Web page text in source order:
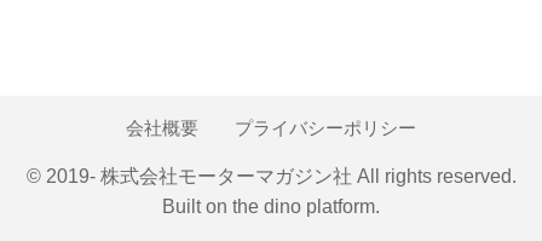
会社概要 プライバシーポリシー
© 2019- 株式会社モーターマガジン社 All rights reserved.
Built on the dino platform.